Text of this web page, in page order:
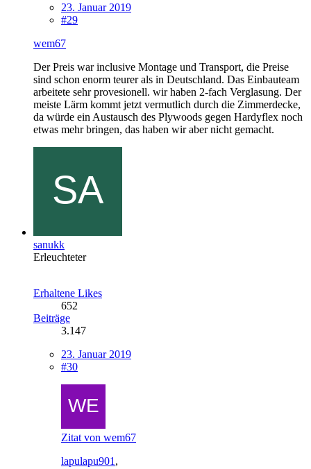
23. Januar 2019
#29
wem67
Der Preis war inclusive Montage und Transport, die Preise
sind schon enorm teurer als in Deutschland. Das Einbauteam
arbeitete sehr provesionell. wir haben 2-fach Verglasung. Der
meiste Lärm kommt jetzt vermutlich durch die Zimmerdecke,
da würde ein Austausch des Plywoods gegen Hardyflex noch
etwas mehr bringen, das haben wir aber nicht gemacht.
sanukk
Erleuchteter
Erhaltene Likes
652
Beiträge
3.147
23. Januar 2019
#30
Zitat von wem67
lapulapu901 ,